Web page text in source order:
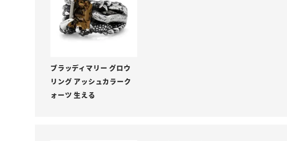
ブラッディマリー グロウ
リング アッシュカラーク
ォーツ 生える